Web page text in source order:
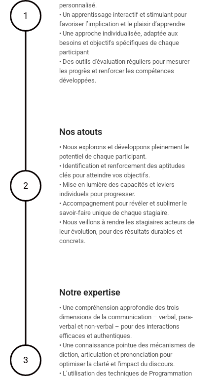
personnalisé.
• Un apprentissage interactif et stimulant pour
favoriser l’implication et le plaisir d’apprendre
• Une approche individualisée, adaptée aux
besoins et objectifs spécifiques de chaque
participant
• Des outils d'évaluation réguliers pour mesurer
les progrès et renforcer les compétences
développées.
1
Nos atouts
• Nous explorons et développons pleinement le
potentiel de chaque participant.
• Identification et renforcement des aptitudes
clés pour atteindre vos objectifs.
• Mise en lumière des capacités et leviers
individuels pour progresser.
• Accompagnement pour révéler et sublimer le
savoir-faire unique de chaque stagiaire.
• Nous veillons à rendre les stagiaires acteurs de
leur évolution, pour des résultats durables et
concrets.
2
Notre expertise
• Une compréhension approfondie des trois
dimensions de la communication – verbal, para-
verbal et non-verbal – pour des interactions
efficaces et authentiques.
• Une connaissance pointue des mécanismes de
diction, articulation et prononciation pour
optimiser la clarté et l'impact du discours.
• L’utilisation des techniques de Programmation
3